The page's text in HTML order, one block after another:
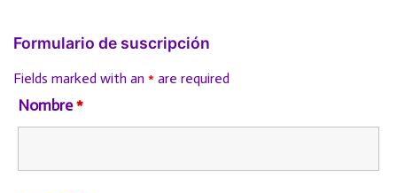
Formulario de suscripción
Fields marked with an * are required
Nombre*